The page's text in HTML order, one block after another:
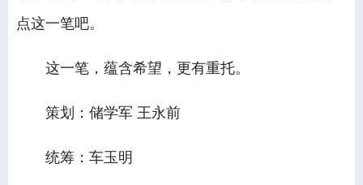
点这一笔吧。
这一笔，蕴含希望，更有重托。
策划：储学军 王永前
统筹：车玉明